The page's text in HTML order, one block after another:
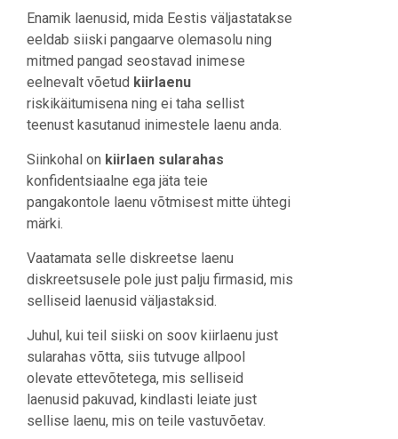
Enamik laenusid, mida Eestis väljastatakse
eeldab siiski pangaarve olemasolu ning
mitmed pangad seostavad inimese
eelnevalt võetud kiirlaenu
riskikäitumisena ning ei taha sellist
teenust kasutanud inimestele laenu anda.
Siinkohal on kiirlaen sularahas
konfidentsiaalne ega jäta teie
pangakontole laenu võtmisest mitte ühtegi
märki.
Vaatamata selle diskreetse laenu
diskreetsusele pole just palju firmasid, mis
selliseid laenusid väljastaksid.
Juhul, kui teil siiski on soov kiirlaenu just
sularahas võtta, siis tutvuge allpool
olevate ettevõtetega, mis selliseid
laenusid pakuvad, kindlasti leiate just
sellise laenu, mis on teile vastuvõetav.